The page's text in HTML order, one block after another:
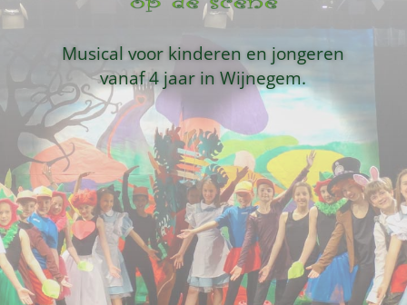
Musical voor kinderen en jongeren
vanaf 4 jaar in Wijnegem.